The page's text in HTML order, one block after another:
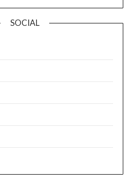
SOCIAL